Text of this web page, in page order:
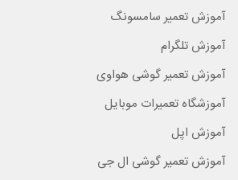
آموزش تعمیر سامسونگ
آموزش تلگرام
آموزش تعمیر گوشی هواوی
آموزشگاه تعمیرات موبایل
آموزش اپل
آموزش تعمیر گوشی ال جی